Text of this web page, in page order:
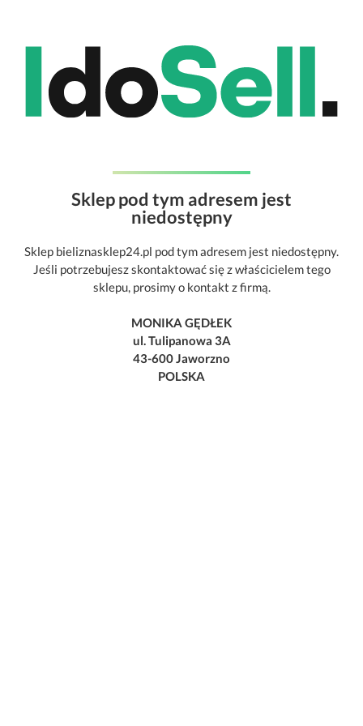
Sklep pod tym adresem jest
niedostępny
Sklep bieliznasklep24.pl pod tym adresem jest niedostępny.
Jeśli potrzebujesz skontaktować się z właścicielem tego
sklepu, prosimy o kontakt z firmą.
MONIKA GĘDŁEK
ul. Tulipanowa 3A
43-600 Jaworzno
POLSKA